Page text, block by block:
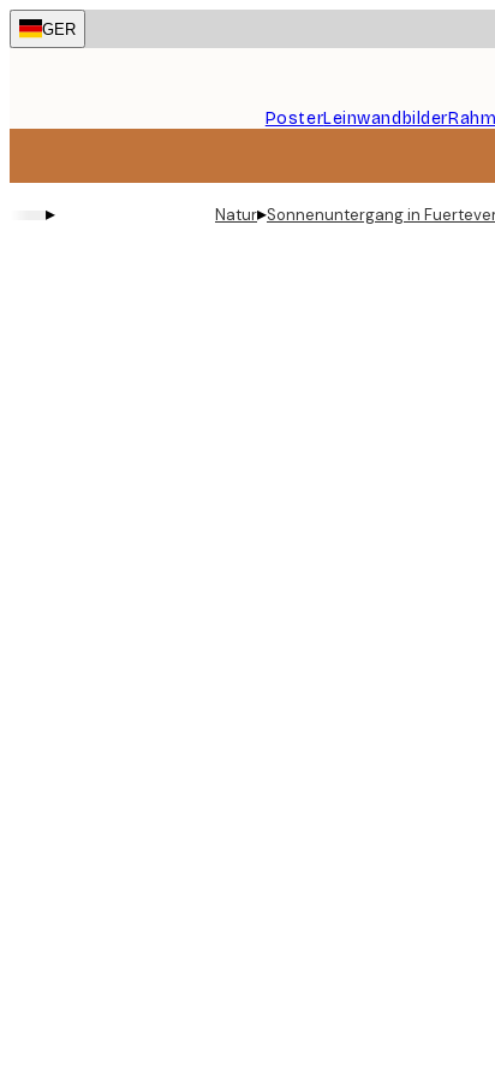
Skip
to
GER
PosterLeinwandbilder
▸ Natur▸Sonnenuntergang in